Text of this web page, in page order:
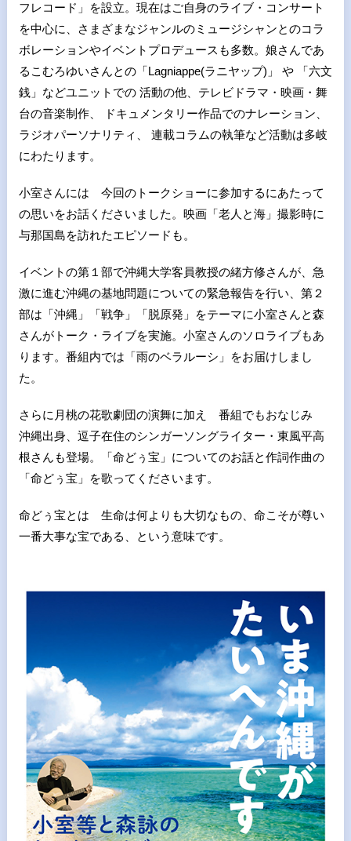
フレコード」を設立。現在はご自身のライブ・コンサート
を中心に、さまざまなジャンルのミュージシャンとのコラ
ボレーションやイベントプロデュースも多数。娘さんであ
るこむろゆいさんとの「Lagniappe(ラニヤップ)」 や 「六文
銭」などユニットでの 活動の他、テレビドラマ・映画・舞
台の音楽制作、 ドキュメンタリー作品でのナレーション、
ラジオパーソナリティ、 連載コラムの執筆など活動は多岐
にわたります。
小室さんには 今回のトークショーに参加するにあたって
の思いをお話くださいました。映画「老人と海」撮影時に
与那国島を訪れたエピソードも。
イベントの第１部で沖縄大学客員教授の緒方修さんが、急
激に進む沖縄の基地問題についての緊急報告を行い、第２
部は「沖縄」「戦争」「脱原発」をテーマに小室さんと森
さんがトーク・ライブを実施。小室さんのソロライブもあ
ります。番組内では「雨のベラルーシ」をお届けしまし
た。
さらに月桃の花歌劇団の演舞に加え 番組でもおなじみ
沖縄出身、逗子在住のシンガーソングライター・東風平高
根さんも登場。「命どぅ宝」についてのお話と作詞作曲の
「命どぅ宝」を歌ってくださいます。
命どぅ宝とは 生命は何よりも大切なもの、命こそが尊い
一番大事な宝である、という意味です。